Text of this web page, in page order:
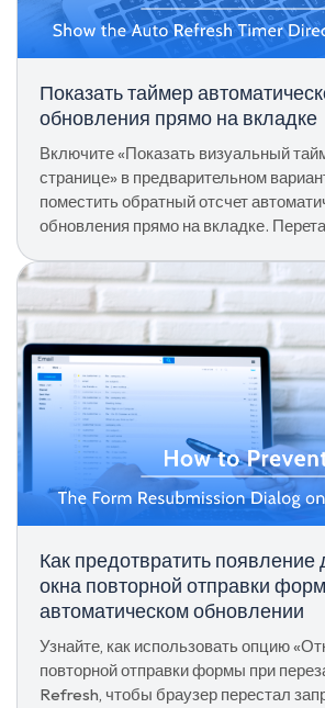
Показать таймер
обновления прямо на вкладке
Включите «Показать визуальный
странице» в предварительном
поместить обратный отсчет
обновления прямо на вкладке.
открывайте всплывающее окно
Как предотвратить появление
окна повторной отправки
автоматическом обновлении
Узнайте, как использовать опцию
повторной отправки формы при
Refresh, чтобы браузер перестал